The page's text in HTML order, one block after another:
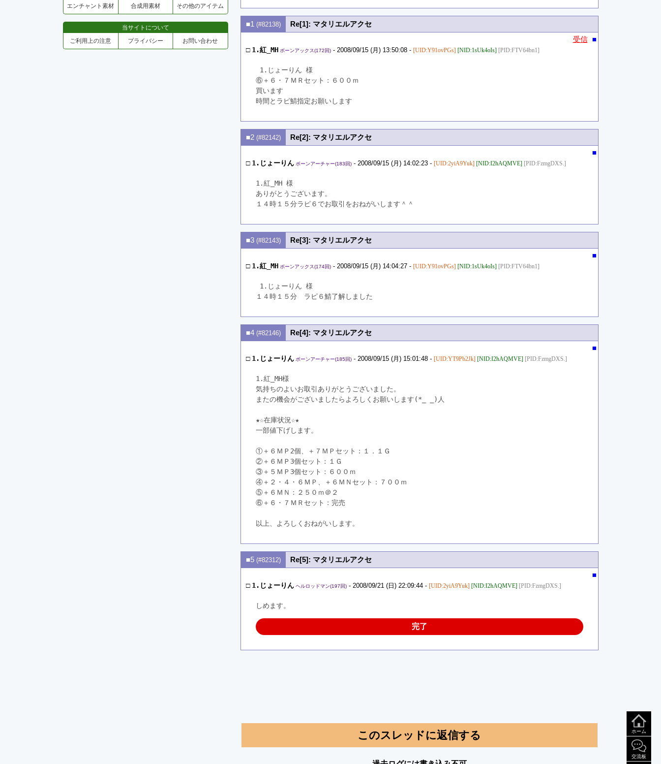
エンチャント素材 合成用素材 その他のアイテム
当サイトについて
ご利用上の注意
プライバシー お問い合わせ
ホーム
交流板
■1 (#82138) Re[1]: マタリエルアクセ
受信 ■
□ 1.紅_MH ボーンアックス(172回)- 2008/09/15 (月) 13:50:08 - [UID:Y91ovPGs] [NID:1sUk4oIs] [PID:FTV64bn1]
1.じょーりん 様
⑥＋６・７ＭＲセット：６００ｍ
買います
時間とラピ鯖指定お願いします
■2 (#82142)
Re[2]: マタリエルアクセ
■
□ 1.じょーりん ボーンアーチャー(183回)- 2008/09/15 (月) 14:02:23 - [UID:2yiA9Yuk] [NID:I2hAQMVE] [PID:FzmgDXS.]
1.紅_MH 様
ありがとうございます。
１４時１５分ラピ６でお取引をおねがいします＾＾
■3 (#82143)
Re[3]: マタリエルアクセ
■
□ 1.紅_MH ボーンアックス(174回)- 2008/09/15 (月) 14:04:27 - [UID:Y91ovPGs] [NID:1sUk4oIs] [PID:FTV64bn1]
1.じょーりん 様
１４時１５分　ラピ６鯖了解しました
■4 (#82146)
Re[4]: マタリエルアクセ
■
□ 1.じょーりん ボーンアーチャー(185回)- 2008/09/15 (月) 15:01:48 - [UID:YT9Pb2Jk] [NID:I2hAQMVE] [PID:FzmgDXS.]
1.紅_MH様
気持ちのよいお取引ありがとうございました。
またの機会がございましたらよろしくお願いします(*_ _)人
★☆在庫状況☆★
一部値下げします。
①＋６ＭＰ2個、＋７ＭＰセット：１．１Ｇ
②＋６ＭＰ3個セット：１Ｇ
③＋５ＭＰ3個セット：６００ｍ
④＋２・４・６ＭＰ、＋６ＭＮセット：７００ｍ
⑤＋６ＭＮ：２５０ｍ＠２
⑥＋６・７ＭＲセット：完売
以上、よろしくおねがいします。
■5 (#82312)
Re[5]: マタリエルアクセ
■
□ 1.じょーりん ヘルロッドマン(197回)- 2008/09/21 (日) 22:09:44 - [UID:2yiA9Yuk] [NID:I2hAQMVE] [PID:FzmgDXS.]
しめます。
完了
このスレッドに返信する